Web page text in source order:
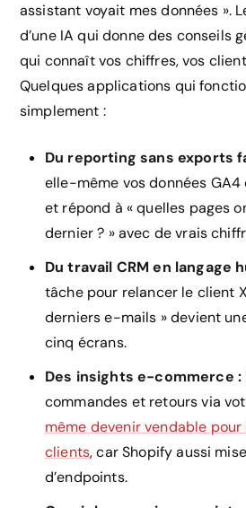
assistant voyait mes données ».
d’une IA qui donne des conseils
qui connaît vos chiffres, vos
Quelques applications qui
simplement :
Du reporting sans exports
elle-même vos données GA4
et répond à « quelles pages
dernier ? » avec de vrais
Du travail CRM en langage
tâche pour relancer le client
derniers e-mails » devient
cinq écrans.
Des insights e-commerce :
commandes et retours via
même devenir vendable
clients, car Shopify aussi
d’endpoints.